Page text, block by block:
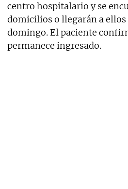
centro hospitalario y se
domicilios o llegarán a ellos
domingo. El paciente
permanece ingresado.